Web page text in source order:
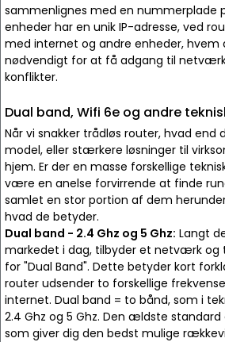
sammenlignes med en nummerplade
enheder har en unik IP-adresse, ved
med internet og andre enheder, hvem
nødvendigt for at få adgang til
konflikter.
Dual band, Wifi 6e og andre
Når vi snakker trådløs router, hvad end
model, eller stærkere løsninger til
hjem. Er der en masse forskellige
være en anelse forvirrende at finde
samlet en stor portion af dem
hvad de betyder.
Dual band - 2.4 Ghz og 5 Ghz: Langt
markedet i dag, tilbyder et netværk og
for "Dual Band". Dette betyder kort
router udsender to forskellige
internet. Dual band = to bånd, som i
2.4 Ghz og 5 Ghz. Den ældste standard
som giver dig den bedst mulige